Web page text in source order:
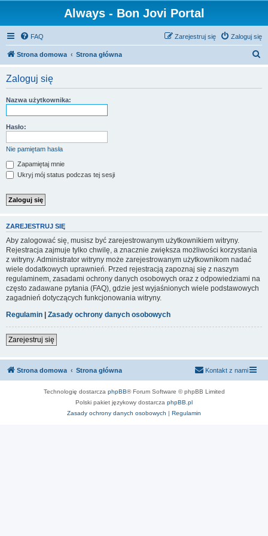
Always - Bon Jovi Portal
FAQ Zaloguj się
Zarejestruj się
Strona domowa Strona główna
Zaloguj się
Nazwa użytkownika:
Hasło:
Nie pamiętam hasła
Zapamiętaj mnie
Ukryj mój status podczas tej sesji
ZAREJESTRUJ SIĘ
Aby zalogować się, musisz być zarejestrowanym użytkownikiem witryny.
Rejestracja zajmuje tylko chwilę, a znacznie zwiększa możliwości korzystania
z witryny. Administrator witryny może zarejestrowanym użytkownikom nadać
wiele dodatkowych uprawnień. Przed rejestracją zapoznaj się z naszym
regulaminem, zasadami ochrony danych osobowych oraz z odpowiedziami na
często zadawane pytania (FAQ), gdzie jest wyjaśnionych wiele podstawowych
zagadnień dotyczących funkcjonowania witryny.
Regulamin | Zasady ochrony danych osobowych
Zarejestruj się
Strona domowa Strona główna Kontakt z nami
Technologię dostarcza phpBB® Forum Software © phpBB Limited
Polski pakiet językowy dostarcza phpBB.pl
Zasady ochrony danych osobowych | Regulamin